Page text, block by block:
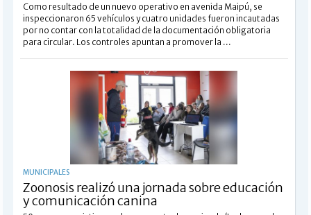
Como resultado de un nuevo operativo en avenida Maipú, se
inspeccionaron 65 vehículos y cuatro unidades fueron incautadas
por no contar con la totalidad de la documentación obligatoria
para circular. Los controles apuntan a promover la ...
MUNICIPALES
Zoonosis realizó una jornada sobre educación
y comunicación canina